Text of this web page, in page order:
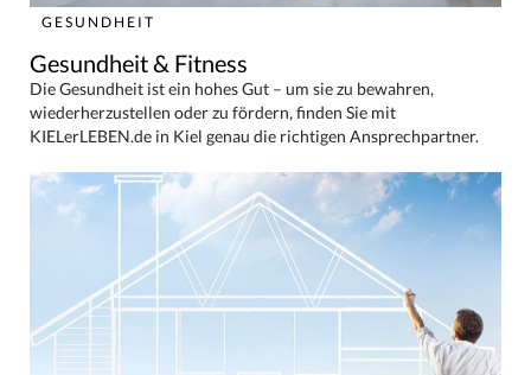
GESUNDHEIT
Gesundheit & Fitness
Die Gesundheit ist ein hohes Gut – um sie zu bewahren,
wiederherzustellen oder zu fördern, finden Sie mit
KIELerLEBEN.de in Kiel genau die richtigen Ansprechpartner.